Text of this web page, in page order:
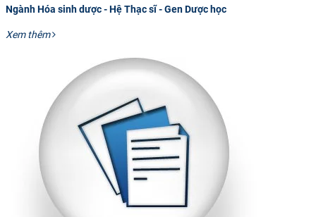
Ngành Hóa sinh dược - Hệ Thạc sĩ - Gen Dược học
Xem thêm